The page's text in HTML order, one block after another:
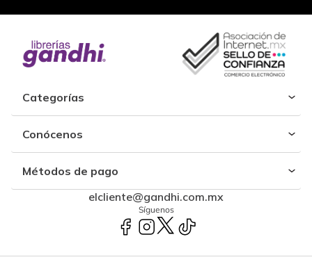
Categorías
Conócenos
Métodos de pago
elcliente@gandhi.com.mx
Síguenos